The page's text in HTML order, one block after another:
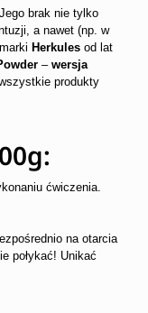
brak nie tylko
a nawet (np. w
marki Herkules od lat
– wersja
produkty
ćwiczenia.
na otarcia
połykać! Unikać